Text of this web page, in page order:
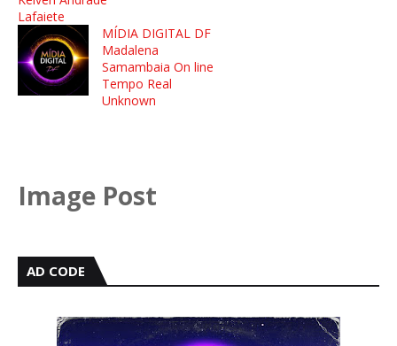
Lafaiete
MÍDIA DIGITAL DF
Madalena
Samambaia On line
Tempo Real
Unknown
Image Post
AD CODE